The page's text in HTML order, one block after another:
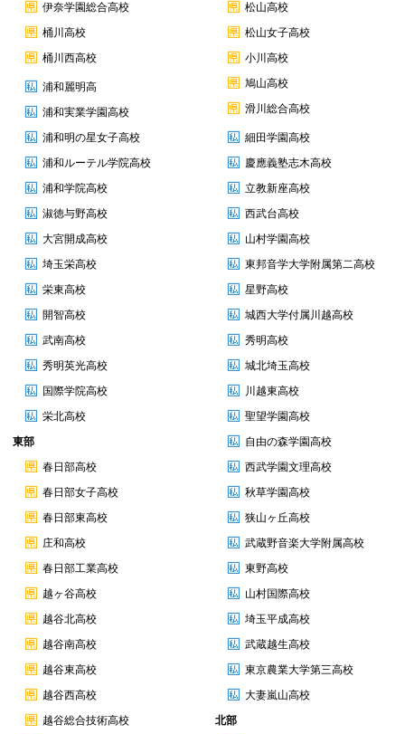
伊奈学園総合高校
桶川高校
桶川西高校
浦和麗明高
浦和実業学園高校
浦和明の星女子高校
浦和ルーテル学院高校
浦和学院高校
淑徳与野高校
大宮開成高校
埼玉栄高校
栄東高校
開智高校
武南高校
秀明英光高校
国際学院高校
栄北高校
東部
春日部高校
春日部女子高校
春日部東高校
庄和高校
春日部工業高校
越ヶ谷高校
越谷北高校
越谷南高校
越谷東高校
越谷西高校
越谷総合技術高校
松山高校
松山女子高校
小川高校
鳩山高校
滑川総合高校
細田学園高校
慶應義塾志木高校
立教新座高校
西武台高校
山村学園高校
東邦音学大学附属第二高校
星野高校
城西大学付属川越高校
秀明高校
城北埼玉高校
川越東高校
聖望学園高校
自由の森学園高校
西武学園文理高校
秋草学園高校
狭山ヶ丘高校
武蔵野音楽大学附属高校
東野高校
山村国際高校
埼玉平成高校
武蔵越生高校
東京農業大学第三高校
大妻嵐山高校
北部